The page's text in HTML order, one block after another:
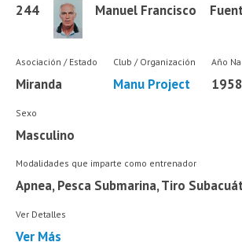
244 Manuel Francisco
Asociación / Estado
Miranda
Club / Organización
Manu Project
Año
1958
Sexo
Masculino
Modalidades que imparte como entrenador
Apnea, Pesca Submarina, Tiro
Ver Detalles
Ver Más